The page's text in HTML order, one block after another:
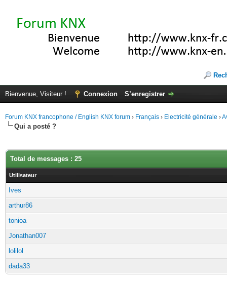
Bienvenue, Visiteur ! Connexion S’enregistrer
Forum KNX francophone / English KNX forum › Français › Electricité générale ›
Qui a posté ?
Total de messages : 25
Utilisateur
Ives
arthur86
tonioa
Jonathan007
lolilol
dada33